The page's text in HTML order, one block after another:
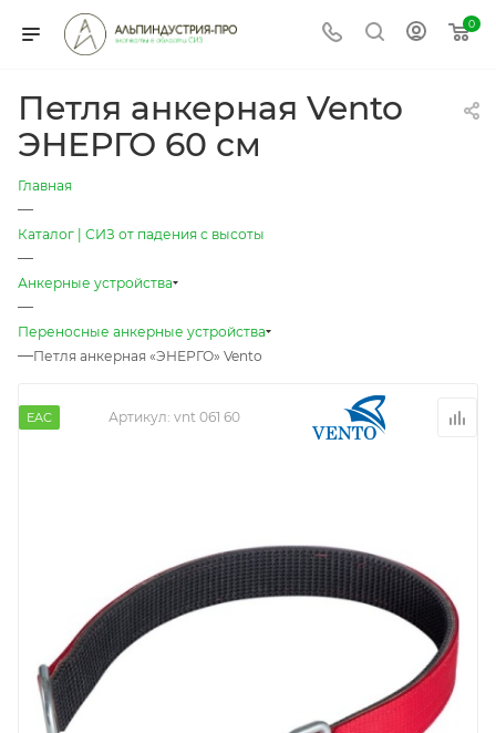
0
Петля анкерная Vento
ЭНЕРГО 60 см
Главная
—
Каталог | СИЗ от падения с высоты
—
Анкерные устройства
—
Переносные анкерные устройства
—Петля анкерная «ЭНЕРГО» Vento
EAC Артикул: vnt 061 60